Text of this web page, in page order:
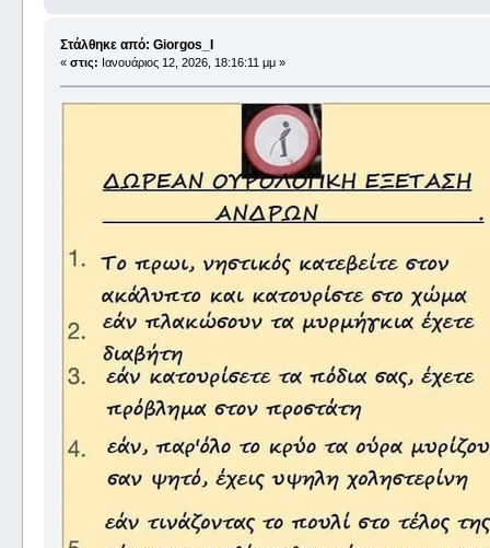
Στάλθηκε από: Giorgos_I
« στις: Ιανουάριος 12, 2026, 18:16:11 μμ »